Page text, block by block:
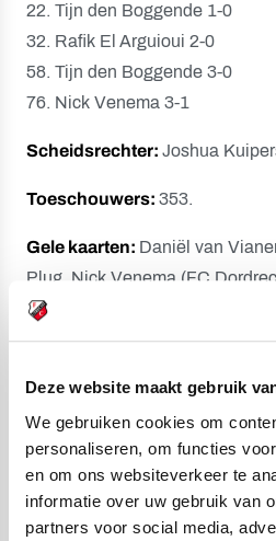
Deze website maakt gebruik
We gebruiken cookies om
personaliseren, om functies
en om ons websiteverkeer te
informatie over uw gebruik van
partners voor social media,
22. Tijn den Boggende 1-0
32. Rafik El Arguioui 2-0
58. Tijn den Boggende 3-0
76. Nick Venema 3-1
Scheidsrechter: Joshua
Toeschouwers: 353.
Gele kaarten: Daniël van
Plug, Nick Venema (FC
Markus Jensen (Jong FC
Kevin Gadellaa; Sil van der
Boogaard), Wessel Kooy, Per
Riel (74. Noël Beulens); Neal
den Boggende (74. Zidane
El Arguioui (87. Shedrach